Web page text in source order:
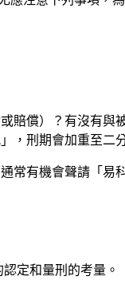
賠償）？有沒有與
，刑期會加重至二
常有機會聲請「
定和量刑的考量。